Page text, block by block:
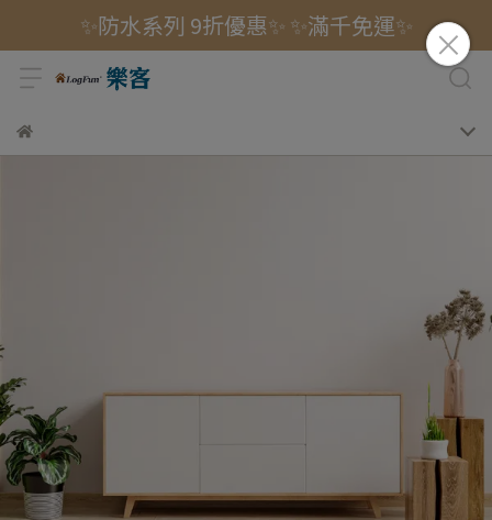
✨防水系列 9折優惠✨ ✨滿千免運✨